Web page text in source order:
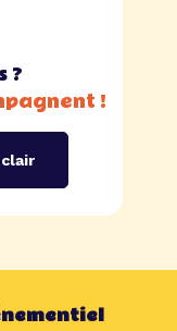
?
!